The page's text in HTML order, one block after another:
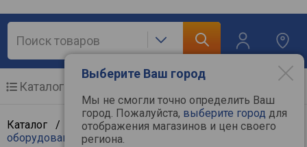
Выберите Ваш город
Мы не смогли точно определить Ваш
город. Пожалуйста, выберите город для
отображения магазинов и цен своего
региона.
Каталог
Каталог / ТВ и видеотехника/Проекционное
оборудование /Проекторы